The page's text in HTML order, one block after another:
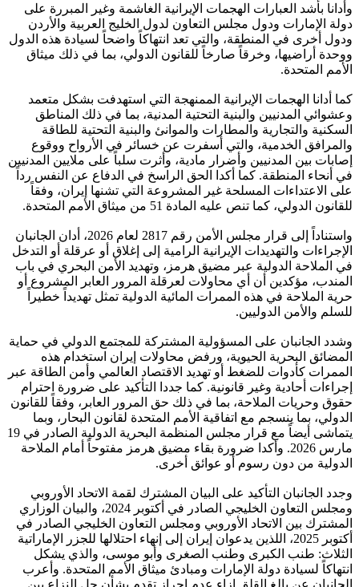
وأدانا بأشد العبارات الهجمات الإيرانية الغاشمة وغير المبررة على
دولة الإمارات ودول مجلس التعاون لدول الخليج العربية والأردن
ودول أخرى في المنطقة، والتي تعد انتهاكاً واضحاً لسيادة هذه الدول
ووحدة أراضيها، وخرقاً صارخاً للقانون الدولي، بما في ذلك ميثاق
الأمم المتحدة.
كما أدانا الهجمات الإيرانية الممنهجة التي استهدفت بشكل متعمد
وعشوائي المدنيين والبنية التحتية المدنية، بما في ذلك المناطق
السكنية والتجارية والمطارات والموانئ والبنية التحتية للطاقة
والمرافق الخدمية، والتي أسفرت عن خسائر في الأرواح ووقوع
إصابات بين المدنيين وأضرار مادية، وأثرت سلباً على ملايين المدنيين
في أنحاء المنطقة. كما أكدا الحق الراسخ في الدفاع عن النفس رداً
على الاعتداءات المسلحة غير المشروعة التي تشنها إيران، وفقاً
للقانون الدولي، كما تنص عليه المادة 51 من ميثاق الأمم المتحدة.
واستناداً إلى قرار مجلس الأمن رقم 2817 لعام 2026، أدان الجانبان
الإجراءات والتهديدات الإيرانية الرامية إلى إغلاق أو عرقلة أو التدخل
في الملاحة الدولية عبر مضيق هرمز، وتهديد الأمن البحري في باب
المندب، مؤكدين أن أي محاولات لعرقلة المرور العابر المشروع أو
حرية الملاحة في هذه الممرات المائية الدولية تمثل تهديداً خطيراً
للسلم والأمن الدوليين.
وشدد الجانبان على المسؤولية المشتركة للمجتمع الدولي في حماية
المضائق البحرية الحيوية، ورفض محاولات إيران استخدام هذه
الممرات كأدوات للضغط أو تهديد الاقتصاد العالمي وأمن الطاقة عبر
إجراءات أحادية وغير قانونية. كما جددا التأكيد على ضرورة احترام
حقوق وحريات الملاحة، بما في ذلك حق المرور العابر، وفقاً للقانون
الدولي، بما ينسجم مع اتفاقية الأمم المتحدة لقانون البحار، وبما
يتماشى أيضاً مع قرار مجلس المنظمة البحرية الدولية الصادر في 19
مارس 2026. وأكدا ضرورة بقاء مضيق هرمز مفتوحاً أمام الملاحة
الدولية من دون رسوم أو عوائق أخرى.
وجدد الجانبان التأكيد على البيان المشترك لقمة الاتحاد الأوروبي
ومجلس التعاون الخليجي الصادر في أكتوبر 2024، والبيان الوزاري
المشترك بين الاتحاد الأوروبي ومجلس التعاون الخليجي الصادر في
أكتوبر 2025، اللذين يدعوان إيران إلى إنهاء احتلالها للجزر الإماراتية
الثلاث: طنب الكبرى وطنب الصغرى وأبو موسى، والذي يشكل
انتهاكاً لسيادة دولة الإمارات ومبادئ ميثاق الأمم المتحدة. وأعرب
الجانبان عن بالغ القلق إزاء عدم إحراز تقدم بشأن حل النزاع بين